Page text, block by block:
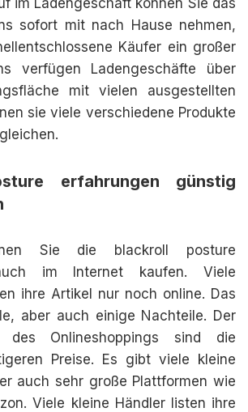
im Ladengeschäft können Sie das
sofort mit nach Hause nehmen,
Käufer ein großer
verfügen Ladengeschäfte über
mit vielen ausgestellten
sie viele verschiedene Produkte
erfahrungen günstig
Sie die blackroll posture
im Internet kaufen. Viele
ihre Artikel nur noch online. Das
aber auch einige Nachteile. Der
des Onlineshoppings sind die
Preise. Es gibt viele kleine
auch sehr große Plattformen wie
Viele kleine Händler listen ihre